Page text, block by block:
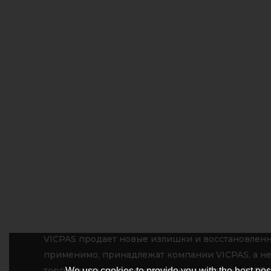
VICPAS продает новые излишки и
применимо, принадлежат компании VICPAS, а